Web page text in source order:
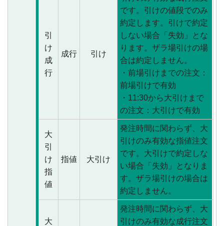
引
け
成
行
成行 引け
です。引けの値段でのみ
約定します。引けで約定
しない場合「失効」とな
ります。ザラ場引けの場
合は約定しません。
・前場引けまでの注文：
前場引けで有効
・11:30から大引けまで
の注文：大引けで有効
大
引
け
指
値
指値 大引け
発注時間に関わらず、大
引けのみ有効な指値注文
です。大引けで約定しな
い場合「失効」となりま
す。ザラ場引けの場合は
約定しません。
大
発注時間に関わらず、大
引けのみ有効な成行注文